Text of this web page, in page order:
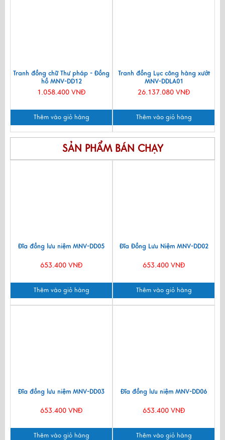
Tranh đồng chữ Thư pháp - Đồng
hồ MNV-DD12
1.058.400 VNĐ
Thêm vào giỏ hàng
Tranh đồng Lục công hàng xướt
MNV-DDLA01
26.137.080 VNĐ
Thêm vào giỏ hàng
SẢN PHẨM BÁN CHẠY
Đĩa đồng lưu niệm MNV-DD05
653.400 VNĐ
Thêm vào giỏ hàng
Đĩa Đồng Lưu Niệm MNV-DD02
653.400 VNĐ
Thêm vào giỏ hàng
Đĩa đồng lưu niệm MNV-DD03
653.400 VNĐ
Thêm vào giỏ hàng
Đĩa đồng lưu niệm MNV-DD06
653.400 VNĐ
Thêm vào giỏ hàng